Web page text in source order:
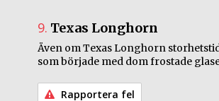
9. Texas Longhorn
Även om Texas Longhorn
som började med dom frostade
Rapportera fel